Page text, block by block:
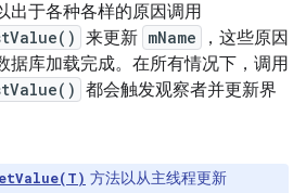
出于各种各样的原因调用
来更新 mName
，这些原因
据库加载完成。在所有情况下，调用
都会触发观察者并更新界
方法以从主线程更新